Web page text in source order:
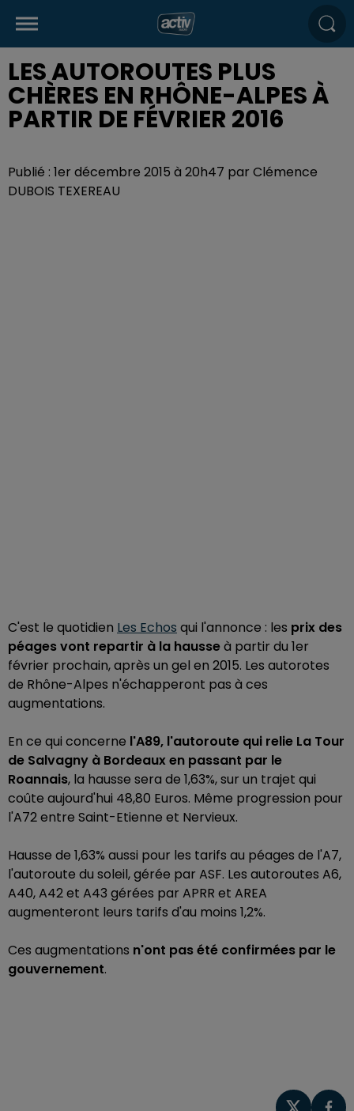
LES AUTOROUTES PLUS
CHÈRES EN RHÔNE-ALPES À
PARTIR DE FÉVRIER 2016
Publié : 1er décembre 2015 à 20h47 par Clémence
DUBOIS TEXEREAU
C'est le quotidien Les Echos qui l'annonce : les prix des
péages vont repartir à la hausseà partir du 1er
février prochain, après un gel en 2015. Les autorotes
de Rhône-Alpes n'échapperont pas à ces
augmentations.
En ce qui concerne l'A89, l'autoroute qui relie La Tour
de Salvagny à Bordeaux en passant par le
Roannais, la hausse sera de 1,63%, sur un trajet qui
coûte aujourd'hui 48,80 Euros. Même progression pour
l'A72 entre Saint-Etienne et Nervieux.
Hausse de 1,63% aussi pour les tarifs au péages de l'A7,
l'autoroute du soleil, gérée par ASF. Les autoroutes A6,
A40, A42 et A43 gérées par APRR et AREA
augmenteront leurs tarifs d'au moins 1,2%.
Ces augmentations n'ont pas été confirmées par le
gouvernement.